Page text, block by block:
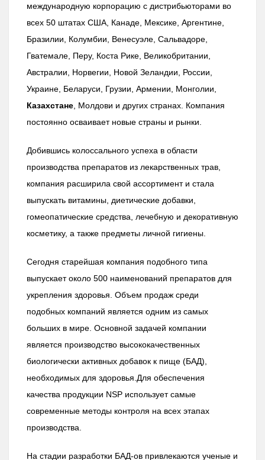
международную корпорацию с дистрибьюторами во
всех 50 штатах США, Канаде, Мексике, Аргентине,
Бразилии, Колумбии, Венесуэле, Сальвадоре,
Гватемале, Перу, Коста Рике, Великобритании,
Австралии, Норвегии, Новой Зеландии, России,
Украине, Беларуси, Грузии, Армении, Монголии,
Казахстане , Молдови и других странах. Компания
постоянно осваивает новые страны и рынки.
Добившись колоссального успеха в области
производства препаратов из лекарственных трав,
компания расширила свой ассортимент и стала
выпускать витамины, диетические добавки,
гомеопатические средства, лечебную и декоративную
косметику, а также предметы личной гигиены.
Сегодня старейшая компания подобного типа
выпускает около 500 наименований препаратов для
укрепления здоровья. Объем продаж среди
подобных компаний является одним из самых
больших в мире. Основной задачей компании
является производство высококачественных
биологически активных добавок к пище (БАД),
необходимых для здоровья.Для обеспечения
качества продукции NSP использует самые
современные методы контроля на всех этапах
производства.
На стадии разработки БАД-ов привлекаются ученые и